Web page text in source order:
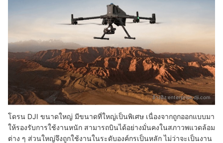
อ้างอิง:enterprise.dji.com
โดรน DJI ขนาดใหญ่ มีขนาดที่ใหญ่เป็นพิเศษ เนื่องจากถูกออกแบบมา
ให้รองรับการใช้งานหนัก สามารถบินได้อย่างมั่นคงในสภาวพแวดล้อม
ต่าง ๆ ส่วนใหญ่จึงถูกใช้งานในระดับองค์กรเป็นหลัก ไม่ว่าจะเป็นงาน